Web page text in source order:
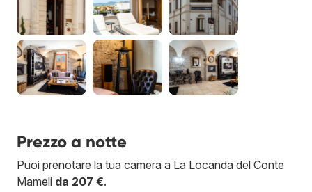
Prezzo a notte
Puoi prenotare la tua camera a La Locanda del Conte
Mameli da 207 €.